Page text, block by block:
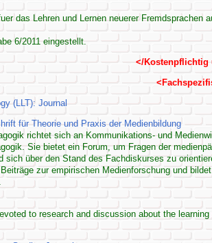
das Lehren und Lernen neuerer Fremdsprachen
6/2011 eingestellt.
</Kostenpflichtig
(LLT): Journal
für Theorie und Praxis der Medienbildung
richtet sich an Kommunikations- und
Sie bietet ein Forum, um Fragen der
sich über den Stand des Fachdiskurses zu
zur empirischen Medienforschung und
to research and discussion about the